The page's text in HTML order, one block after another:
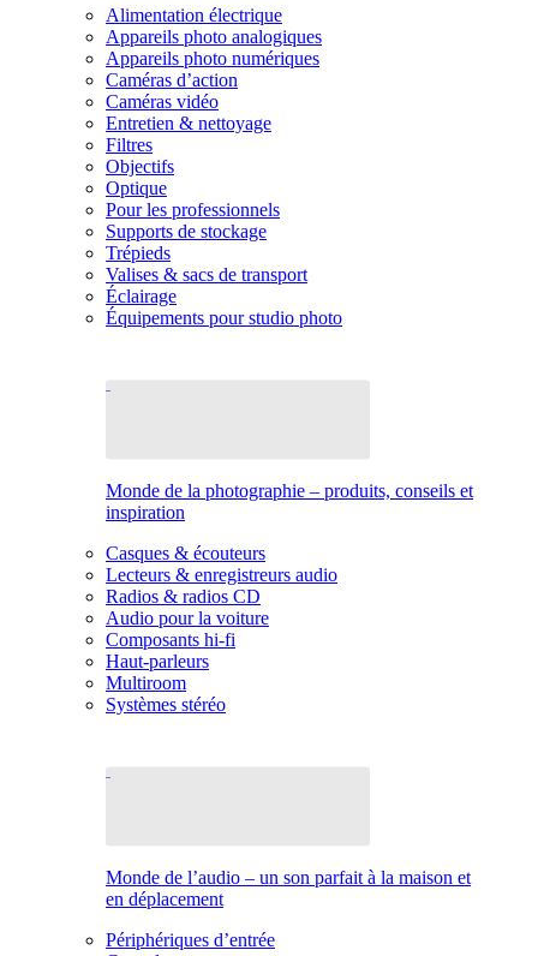
Alimentation électrique
Appareils photo analogiques
Appareils photo numériques
Caméras d’action
Caméras vidéo
Entretien & nettoyage
Filtres
Objectifs
Optique
Pour les professionnels
Supports de stockage
Trépieds
Valises & sacs de transport
Éclairage
Équipements pour studio photo
Monde de la photographie – produits, conseils et
inspiration
Casques & écouteurs
Lecteurs & enregistreurs audio
Radios & radios CD
Audio pour la voiture
Composants hi-fi
Haut-parleurs
Multiroom
Systèmes stéréo
Monde de l’audio – un son parfait à la maison et
en déplacement
Périphériques d’entrée